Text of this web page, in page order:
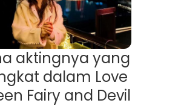
aktingnya yang
dalam Love
Fairy and Devil